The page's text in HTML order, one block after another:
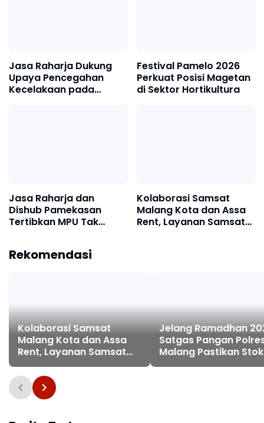
Jasa Raharja Dukung
Upaya Pencegahan
Kecelakaan pada
Festival Pamelo 2026
Perkuat Posisi Magetan
di Sektor Hortikultura
Jasa Raharja dan
Dishub Pamekasan
Tertibkan MPU Tak
Kolaborasi Samsat
Malang Kota dan Assa
Rent, Layanan Samsat
Rekomendasi
Kolaborasi Samsat
Malang Kota dan Assa
Rent, Layanan Samsat
Keliling Segera
Diterapkan
Jelang Ramadhan
Satgas Pangan
Malang Pastikan Stok
Bahan Pokok Aman